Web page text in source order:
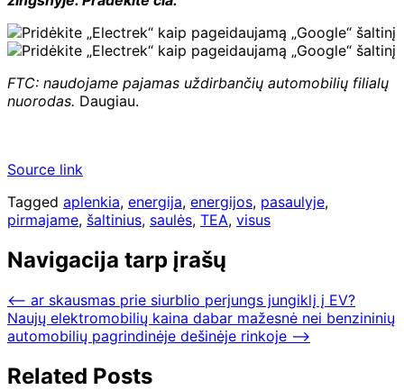
FTC: naudojame pajamas uždirbančių automobilių filialų
nuorodas. Daugiau.
Source link
Tagged aplenkia, energija, energijos, pasaulyje,
pirmajame, šaltinius, saulės, TEA, visus
Navigacija tarp įrašų
⟵ ar skausmas prie siurblio perjungs jungiklį į EV?
Naujų elektromobilių kaina dabar mažesnė nei benzininių
automobilių pagrindinėje dešinėje rinkoje ⟶
Related Posts